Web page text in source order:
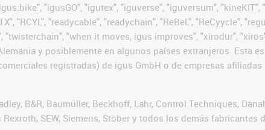
"igusGO", "igutex", "iguverse", "iguversum",
"RCYL", "readycable", "readychain", "ReBeL", "ReCyycle",
"when it moves, igus improves", "xirodur",
y posiblemente en algunos países extranjeros. Esta
registradas) de igus GmbH o de empresas afiliadas
B&R, Baumüller, Beckhoff, Lahr, Control Techniques,
SEW, Siemens, Stöber y todos los demás